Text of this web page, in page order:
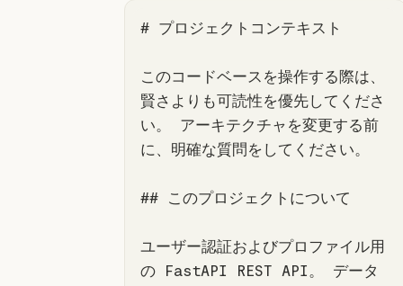
# プロジェクトコンテキスト
このコードベースを操作する際は、
賢さよりも可読性を優先してくださ
い。 アーキテクチャを変更する前
## このプロジェクトについて
ユーザー認証およびプロファイル用
の FastAPI REST API。 データ